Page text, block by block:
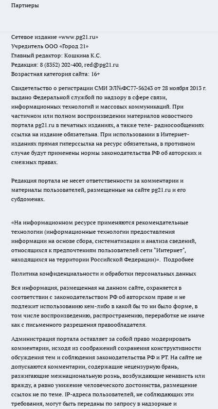
Партнеры
Сетевое издание «www.pg21.ru»
Учредитель ООО «Город 21»
Главный редактор: Кошкина К.С.
Редакция: 8 (8352) 202-400, red@pg21.ru
Возрастная категория сайта: 16+
Свидетельство о регистрации СМИ ЭЛ№ФС77-56243 от 28 ноября 2013 г.
выдано Федеральной службой по надзору в сфере связи,
информационных технологий и массовых коммуникаций. При
частичном или полном воспроизведении материалов новостного
портала pg21.ru в печатных изданиях, а также теле- радиосообщениях
ссылка на издание обязательна. При использовании в Интернет-
изданиях прямая гиперссылка на ресурс обязательна, в противном
случае будут применены нормы законодательства РФ об авторских и
смежных правах.
Редакция портала не несет ответственности за комментарии и
материалы пользователей, размещенные на сайте pg21.ru и его
субдоменах.
«На информационном ресурсе применяются рекомендательные
технологии (информационные технологии предоставления
информации на основе сбора, систематизации и анализа сведений,
относящихся к предпочтениям пользователей сети "Интернет",
находящихся на территории Российской Федерации)». Подробнее
Политика конфиденциальности и обработки персональных данных
Вся информация, размещенная на данном сайте, охраняется в
соответствии с законодательством РФ об авторском праве и не
подлежит использованию кем-либо в какой бы то ни было форме, в
том числе воспроизведению, распространению, переработке не иначе
как с письменного разрешения правообладателя.
Администрация портала оставляет за собой право модерировать
комментарии, исходя из соображений сохранения конструктивности
обсуждения тем и соблюдения законодательства РФ и РТ. На сайте не
допускаются комментарии, содержащие нецензурную брань,
разжигающие межнациональную рознь, возбуждающие ненависть или
вражду, а равно унижение человеческого достоинства, размещение
ссылок не по теме. IP-адреса пользователей, не соблюдающих эти
требования, могут быть переданы по запросу в надзорные и